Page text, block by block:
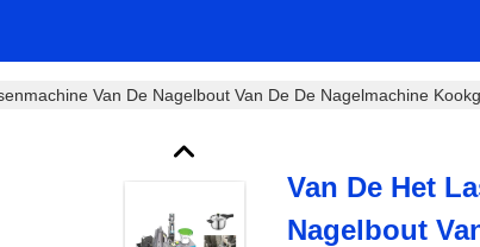
Van De Nagelbout Van De De Nagelmachine
Van De Het
Nagelbout